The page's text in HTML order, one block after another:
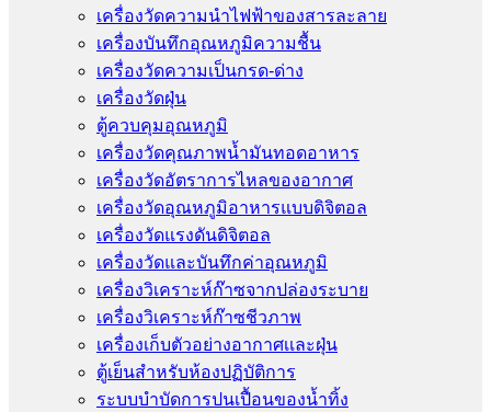
เครื่องวัดความนําไฟฟ้าของสารละลาย
เครื่องบันทึกอุณหภูมิความชื้น
เครื่องวัดความเป็นกรด-ด่าง
เครื่องวัดฝุ่น
ตู้ควบคุมอุณหภูมิ
เครื่องวัดคุณภาพน้ำมันทอดอาหาร
เครื่องวัดอัตราการไหลของอากาศ
เครื่องวัดอุณหภูมิอาหารแบบดิจิตอล
เครื่องวัดแรงดันดิจิตอล
เครื่องวัดและบันทึกค่าอุณหภูมิ
เครื่องวิเคราะห์ก๊าซจากปล่องระบาย
เครื่องวิเคราะห์ก๊าซชีวภาพ
เครื่องเก็บตัวอย่างอากาศเเละฝุ่น
ตู้เย็นสำหรับห้องปฏิบัติการ
ระบบบำบัดการปนเปื้อนของน้ำทิ้ง